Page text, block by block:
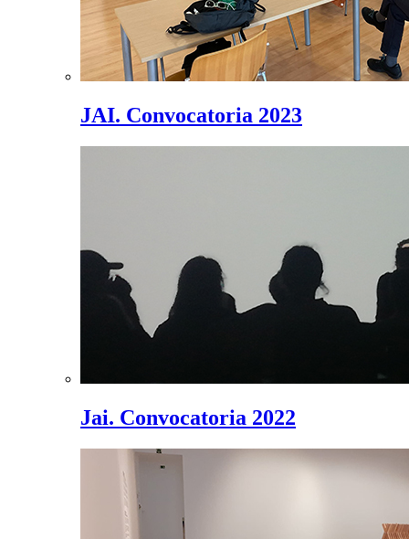
JAI. Convocatoria 2023
Jai. Convocatoria 2022